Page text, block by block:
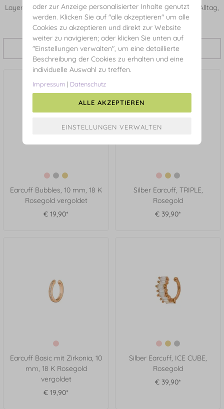
Layering-Looks zu kreieren. Roségold-Earcuffs sind ideal für Alltag,
City-Outfits und besondere Anlässe.
Filtern und Sortieren
Earcuff Bubbles, 10 mm, 18 K
Rosegold vergoldet
€ 19,90*
Silber Earcuff, TRIPLE,
Rosegold
€ 39,90*
Earcuff Basic mit Zirkonia, 10
mm, 18 K Rosegold
vergoldet
€ 19,90*
Silber Earcuff, ICE CUBE,
Rosegold
€ 39,90*
oder zur Anzeige personalisierter Inhalte genutzt
werden. Klicken Sie auf "alle akzeptieren" um alle
Cookies zu akzeptieren und direkt zur Website
weiter zu navigieren; oder klicken Sie unten auf
"Einstellungen verwalten", um eine detaillierte
Beschreibung der Cookies zu erhalten und eine
individuelle Auswahl zu treffen.
Impressum | Datenschutz
ALLE AKZEPTIEREN